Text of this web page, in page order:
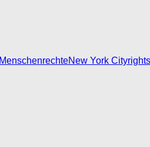
MenschenrechteNew York Cityrights